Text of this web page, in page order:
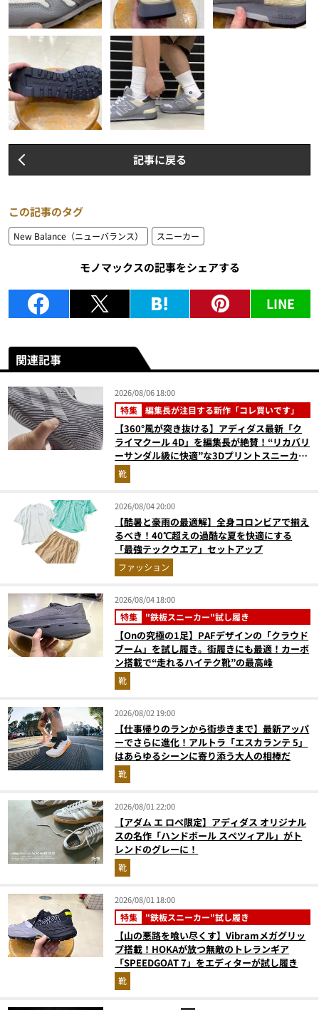
記事に戻る
この記事のタグ
New Balance（ニューバランス） スニーカー
モノマックスの記事をシェアする
LINE
関連記事
2026/08/06 18:00
特集 編集長が注目する新作「コレ買いです」
【360°風が突き抜ける】アディダス最新「ク
ライマクール 4D」を編集長が絶賛！“リカバリ
ーサンダル級に快適”な3Dプリントスニーカー
『コレ買いです』Vol.173
靴
2026/08/04 20:00
【酷暑と豪雨の最適解】全身コロンビアで揃え
るべき！40℃超えの過酷な夏を快適にする
「最強テックウエア」セットアップ
ファッション
2026/08/04 18:00
特集 "鉄板スニーカー"試し履き
【Onの究極の1足】PAFデザインの「クラウド
ブーム」を試し履き。街履きにも最適！カーボ
ン搭載で“走れるハイテク靴”の最高峰
靴
2026/08/02 19:00
【仕事帰りのランから街歩きまで】最新アッパ
ーでさらに進化！アルトラ「エスカランテ 5」
はあらゆるシーンに寄り添う大人の相棒だ
靴
2026/08/01 22:00
【アダム エ ロペ限定】アディダス オリジナル
スの名作「ハンドボール スペツィアル」がト
レンドのグレーに！
靴
2026/08/01 18:00
特集 "鉄板スニーカー"試し履き
【山の悪路を喰い尽くす】Vibramメガグリッ
プ搭載！HOKAが放つ無敵のトレランギア
「SPEEDGOAT 7」をエディターが試し履き
靴